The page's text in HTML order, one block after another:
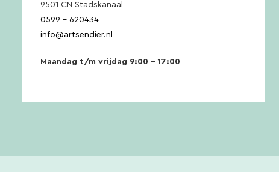
9501 CN Stadskanaal
0599 – 620434
info@artsendier.nl
Maandag t/m vrijdag 9:00 – 17:00